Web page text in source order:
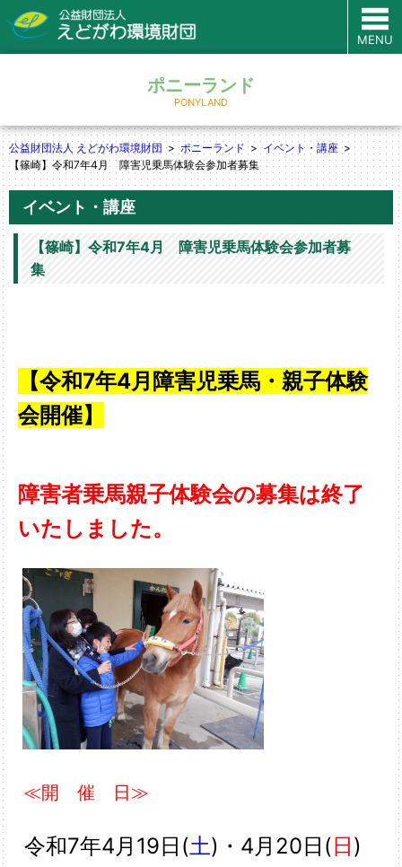
MENU
ポニーランド
PONYLAND
公益財団法人 えどがわ環境財団 ポニーランド
イベント・講座
【篠崎】令和7年4月 障害児乗馬体験会参加者募集
イベント・講座
【篠崎】令和7年4月 障害児乗馬体験会参加者募
集
【令和7年4月障害児乗馬・親子体験
会開催】
障害者乗馬親子体験会の募集は終了
いたしました。
≪開 催 日≫
令和7年4月19日(土)・ 4月20日(日)